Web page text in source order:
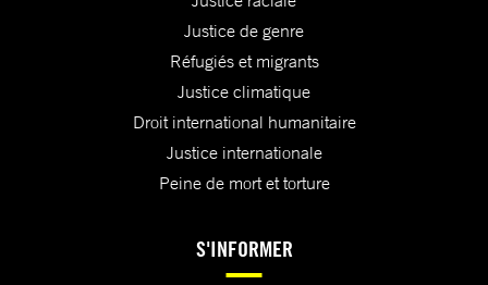
Justice de genre
Réfugiés et migrants
Justice climatique
Droit international humanitaire
Justice internationale
Peine de mort et torture
S'INFORMER